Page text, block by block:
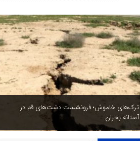
ترک‌های خاموش؛ فرونشست دشت‌های قم در
آستانه بحران